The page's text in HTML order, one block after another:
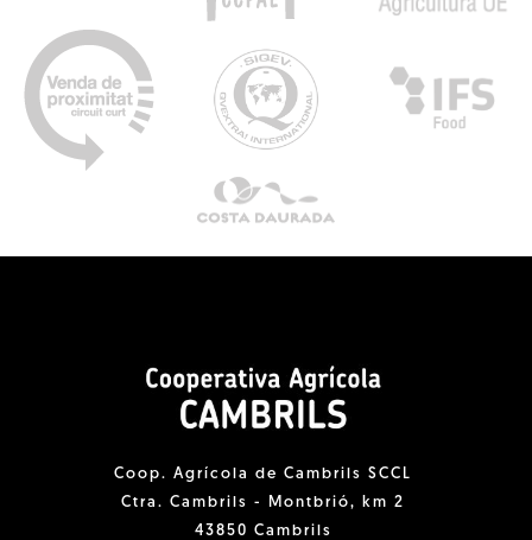
Coop. Agrícola de Cambrils SCCL
Ctra. Cambrils - Montbrió, km 2
43850 Cambrils